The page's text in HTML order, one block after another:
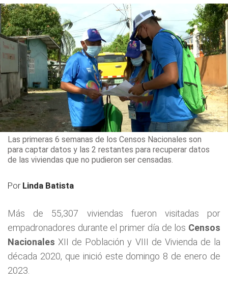
Las primeras 6 semanas de los Censos Nacionales son
para captar datos y las 2 restantes para recuperar datos
de las viviendas que no pudieron ser censadas.
Por Linda Batista
Más de 55,307 viviendas fueron visitadas por
empadronadores durante el primer día de los Censos
Nacionales XII de Población y VIII de Vivienda de la
década 2020, que inició este domingo 8 de enero de
2023.